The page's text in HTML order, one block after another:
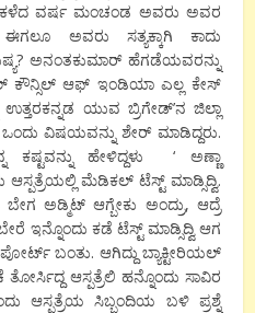
ಕಳೆದ ವರ್ಷ ಮಂಚಂಡ ಅವರು ಅವರ
ಅವರು ಸತ್ಯಕ್ಕಾಗಿ ಕಾದು
ಅನಂತಕುಮಾರ್ ಹೆಗಡೆಯವರನ್ನು
ಕೌನ್ಸಿಲ್ ಆಫ್ ಇಂಡಿಯಾ ಎಲ್ಲ ಕೇಸ್
ಯುವ ಬ್ರಿಗೇಡ್’ನ ಜಿಲ್ಲಾ
ವಿಷಯವನ್ನು ಶೇರ್ ಮಾಡಿದ್ದರು.
ಕಷ್ಟವನ್ನು ಹೇಳಿದ್ದಳು ‘ ಅಣ್ಣಾ
ಆಸ್ಪತ್ರೆಯಲ್ಲಿ ಮೆಡಿಕಲ್ ಟೆಸ್ಟ್ ಮಾಡ್ಸಿದ್ವಿ.
ಬೇಗ ಅಡ್ಮಿಟ್ ಆಗ್ಬೇಕು ಅಂದ್ರು, ಆದ್ರೆ
ಇನ್ನೊಂದು ಕಡೆ ಟೆಸ್ಟ್ ಮಾಡ್ಸಿದ್ವಿ ಆಗ
ಬಂತು. ಆಗಿದ್ದು ಬ್ಯಾಕ್ಟೀರಿಯಲ್
ಆಸ್ಪತ್ರೆಲಿ ಹನ್ನೊಂದು ಸಾವಿರ
ಆಸ್ಪತ್ರೆಯ ಸಿಬ್ಬಂದಿಯ ಬಳಿ ಪ್ರಶ್ನೆ